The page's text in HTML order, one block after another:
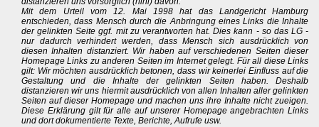
Mit dem Urteil vom 12. Mai 1998 hat das Landgericht Hamburg
entschieden, dass Mensch durch die Anbringung eines Links die Inhalte
der gelinkten Seite ggf. mit zu verantworten hat. Dies kann - so das LG -
nur dadurch verhindert werden, dass Mensch sich ausdrücklich von
diesen Inhalten distanziert. Wir haben auf verschiedenen Seiten dieser
Homepage Links zu anderen Seiten im Internet gelegt. Für all diese Links
gilt: Wir möchten ausdrücklich betonen, dass wir keinerlei Einfluss auf die
Gestaltung und die Inhalte der gelinkten Seiten haben. Deshalb
distanzieren wir uns hiermit ausdrücklich von allen Inhalten aller gelinkten
Seiten auf dieser Homepage und machen uns ihre Inhalte nicht zueigen.
Diese Erklärung gilt für alle auf unserer Homepage angebrachten Links
und dort dokumentierte Texte, Berichte, Aufrufe usw.